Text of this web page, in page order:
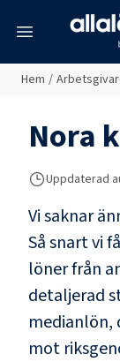
Hem /
Nora
Uppdaterad
Vi saknar
Så snart vi
löner från
detaljerad
medianlön,
mot